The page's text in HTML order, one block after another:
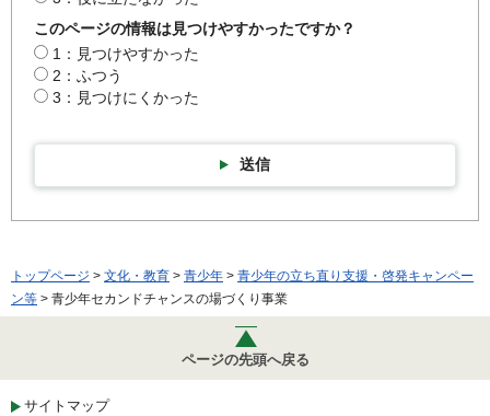
このページの情報は見つけやすかったですか？
1：見つけやすかった
2：ふつう
3：見つけにくかった
送信
トップページ > 文化・教育 > 青少年 > 青少年の立ち直り支援・啓発キャンペー
ン等 > 青少年セカンドチャンスの場づくり事業
ページの先頭へ戻る
サイトマップ